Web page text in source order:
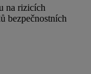
na rizicích
bezpečnostních